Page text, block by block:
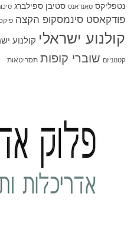
נטפליקס סאנדאנס סטיבן ספילברג
פודקאסט סינמסקופ הקצה
קולנוע ישראלי קולנוע
קטנוניזם שוברי קופות תסריטאות